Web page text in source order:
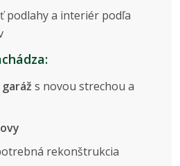
podlahy a interiér podľa
s novou strechou a
rekonštrukcia